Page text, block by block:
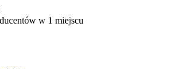
w 1 miejscu